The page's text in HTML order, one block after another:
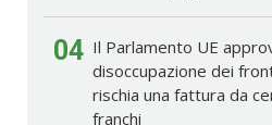
04 Il Parlamento UE
disoccupazione dei
rischia una fattura da
franchi